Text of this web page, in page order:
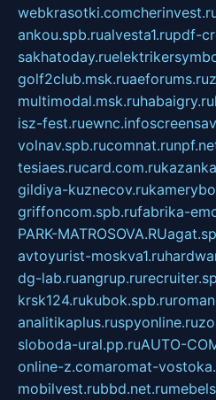
webkrasotki.com
ankou.spb.rualvesta1.rupdf-
sakhatoday.ru
golf2club.msk.ruaeforums.ru
multimodal.msk.ruhabaigry.ru
isz-fest.ruewnc.info
volnav.spb.rucomnat.ru
tesiaes.rucard.com.ru
gildiya-kuznecov.ru
griffoncom.spb.rufabrika-
PARK-MATROSOVA.RU
avtoyurist-moskva1.ru
dg-lab.ruangrup.ru
krsk124.rukubok.spb.ru
analitikaplus.ruspyonline.ru
sloboda-ural.pp.ruAUTO-
online-z.comaromat-
mobilvest.rubbd.net.ru